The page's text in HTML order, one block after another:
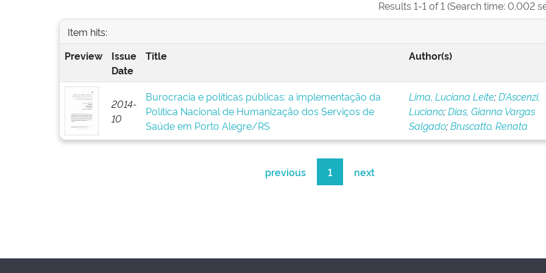
Results 1-1 of 1 (Search time: 0.002
Item hits:
Preview
Issue
Date
Title Author(s)
2014-
10
Burocracia e políticas públicas: a implementação da
Política Nacional de Humanização dos Serviços de
Saúde em Porto Alegre/RS
Lima, Luciana Leite;D’Ascenzi,
Luciano;Dias, Gianna Vargas
Salgado;Bruscatto, Renata
previous 1 next